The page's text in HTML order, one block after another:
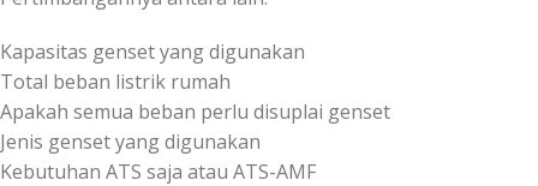
Kapasitas genset yang digunakan
Total beban listrik rumah
Apakah semua beban perlu disuplai genset
Jenis genset yang digunakan
Kebutuhan ATS saja atau ATS-AMF